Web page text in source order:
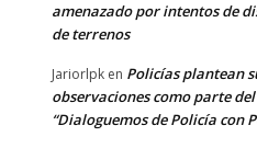
amenazado por intentos de
de terrenos
Jariorlpk en Policías plantean
observaciones como parte
“Dialoguemos de Policía con